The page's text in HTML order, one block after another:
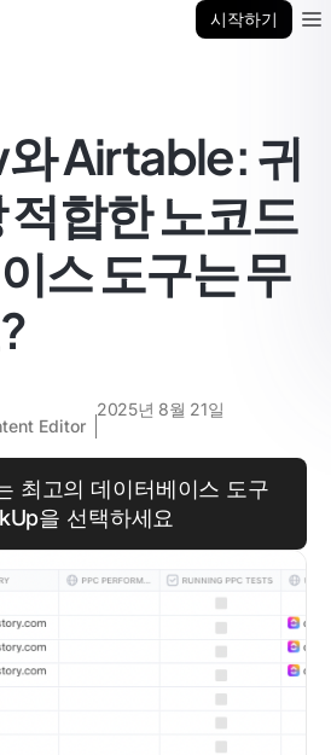
시작하기
Airtable: 귀
적합한 노코드
스 도구는 무
Editor
2025년 8월 21일
최고의 데이터베이스 도구
을 선택하세요